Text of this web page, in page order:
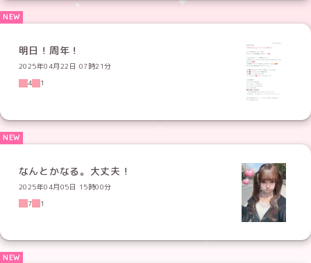
明日！周年！
2025年04月22日 07時21分
4
1
なんとかなる。大丈夫！
2025年04月05日 15時00分
7
1